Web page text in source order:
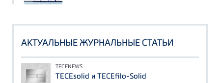
АКТУАЛЬНЫЕ ЖУРНАЛЬНЫЕ СТАТЬИ
TECENEWS
TECEsolid и TECEfilo-Solid